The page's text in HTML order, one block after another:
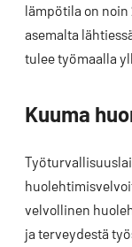
lämpötila on
asemalta
tulee työmaalla
Kuuma
velvollinen
ja terveydestä